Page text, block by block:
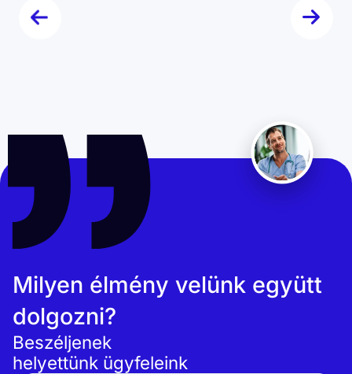
Milyen élmény velünk együtt
dolgozni?
Beszéljenek
helyettünk ügyfeleink